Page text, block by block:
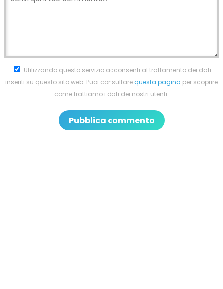
Utilizzando questo servizio acconsenti al trattamento dei dati
inseriti su questo sito web. Puoi consultarequesta pagina per scoprire
come trattiamo i dati dei nostri utenti.